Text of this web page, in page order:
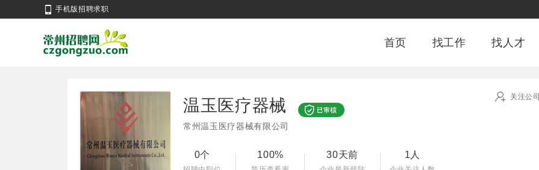
手机版招聘求职
首页 找工作 找人才
温玉医疗器械
常州温玉医疗器械有限公司
0个 100% 30天前 1人
关注公司